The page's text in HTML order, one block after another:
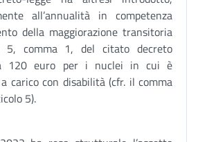
all’annualità in competenza
della maggiorazione transitoria
5, comma 1, del citato decreto
120 euro per i nuclei in cui è
carico con disabilità (cfr. il comma
5).